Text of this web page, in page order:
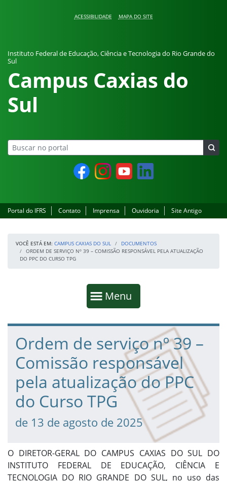
ACESSIBILIDADE MAPA DO SITE
Instituto Federal de Educação, Ciência e Tecnologia do Rio Grande do
Sul
Campus Caxias do
Sul
FacebookInstagramYouTube LinkedIn
Portal do IFRS Contato Imprensa Ouvidoria Site Antigo
VOCÊ ESTÁ EM: CAMPUS CAXIAS DO SUL
DOCUMENTOS
ORDEM DE SERVIÇO Nº 39 – COMISSÃO RESPONSÁVEL PELA ATUALIZAÇÃO
DO PPC DO CURSO TPG
Mostrar
Menu
Fim da navegação
Início do conteúdo
Ordem de serviço nº 39 –
Comissão responsável
pela atualização do PPC
do Curso TPG
de 13 de agosto de 2025
O DIRETOR-GERAL DO CAMPUS CAXIAS DO SUL DO
INSTITUTO FEDERAL DE EDUCAÇÃO, CIÊNCIA E
TECNOLOGIA DO RIO GRANDE DO SUL, no uso das